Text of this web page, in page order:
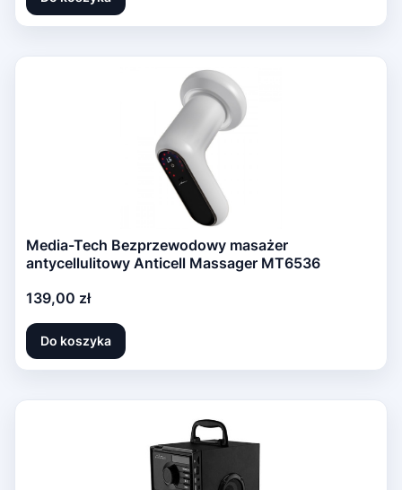
Media-Tech Bezprzewodowy masażer
antycellulitowy Anticell Massager MT6536
Cena
139,00 zł
Do koszyka